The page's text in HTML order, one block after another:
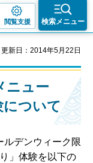
閲覧支援 検索メニュー
更新日：2014年5月22日
ニュー
について
ルデンウィーク限
」体験を以下の